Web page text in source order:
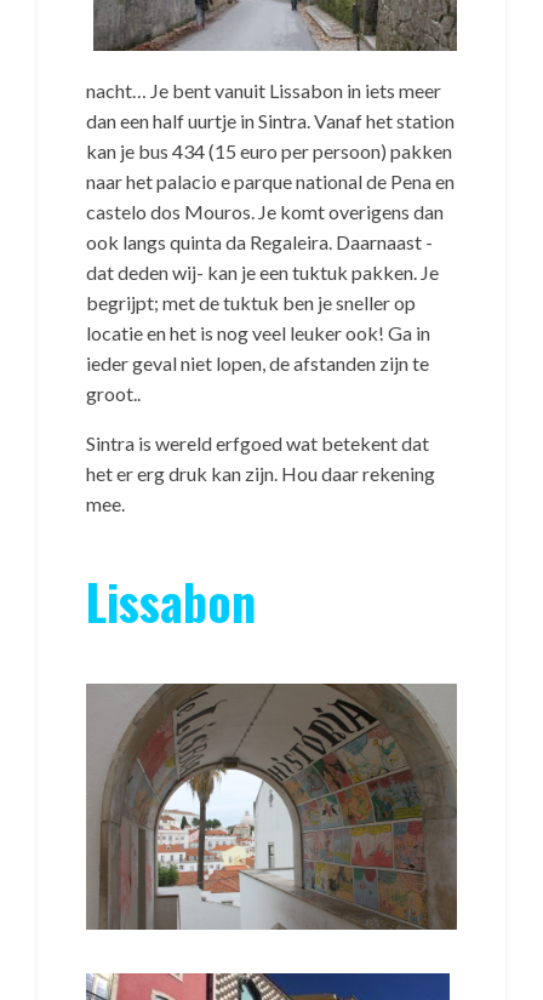
nacht… Je bent vanuit Lissabon in iets meer
dan een half uurtje in Sintra. Vanaf het station
kan je bus 434 (15 euro per persoon) pakken
naar het palacio e parque national de Pena en
castelo dos Mouros. Je komt overigens dan
ook langs quinta da Regaleira. Daarnaast -
dat deden wij- kan je een tuktuk pakken. Je
begrijpt; met de tuktuk ben je sneller op
locatie en het is nog veel leuker ook! Ga in
ieder geval niet lopen, de afstanden zijn te
groot..
Sintra is wereld erfgoed wat betekent dat
het er erg druk kan zijn. Hou daar rekening
mee.
Lissabon